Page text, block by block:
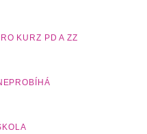
KURZ PD A ZZ